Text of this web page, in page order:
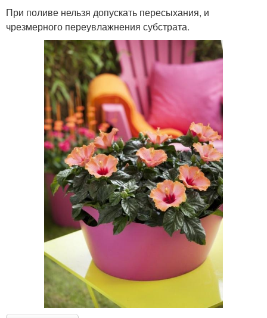
При поливе нельзя допускать пересыхания, и
чрезмерного переувлажнения субстрата.